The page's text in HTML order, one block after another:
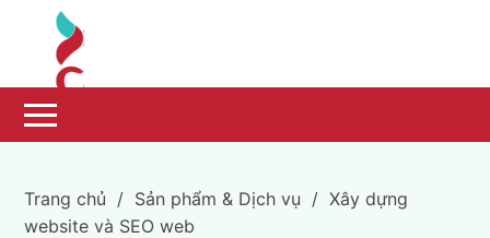
Trang chủ / Sản phẩm & Dịch vụ / Xây dựng
website và SEO web